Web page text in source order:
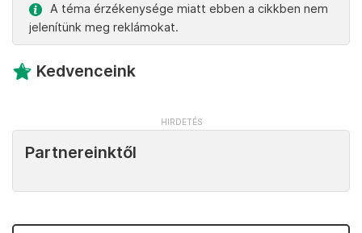
A téma érzékenysége miatt ebben a cikkben nem
jelenítünk meg reklámokat.
Kedvenceink
Partnereinktől